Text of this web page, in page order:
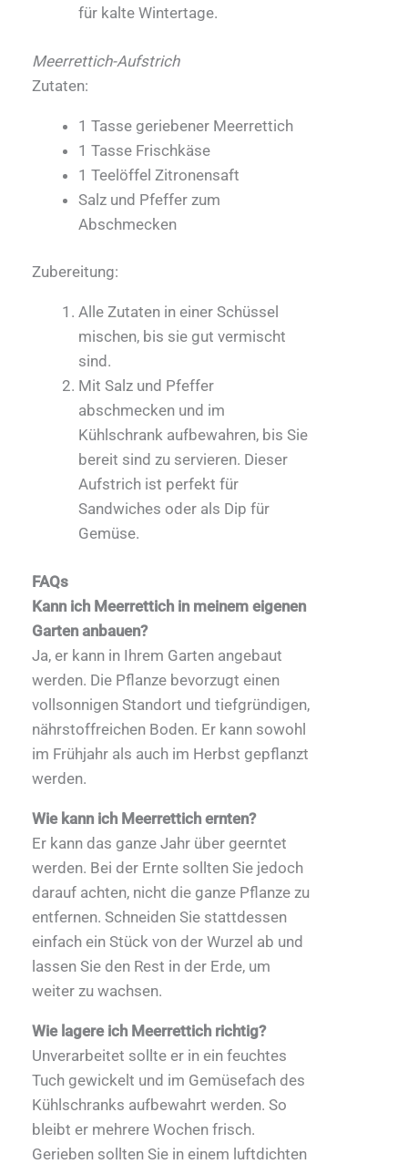
für kalte Wintertage.
Meerrettich-Aufstrich
Zutaten:
1 Tasse geriebener Meerrettich
1 Tasse Frischkäse
1 Teelöffel Zitronensaft
Salz und Pfeffer zum
Abschmecken
Zubereitung:
Alle Zutaten in einer Schüssel
mischen, bis sie gut vermischt
sind.
Mit Salz und Pfeffer
abschmecken und im
Kühlschrank aufbewahren, bis Sie
bereit sind zu servieren. Dieser
Aufstrich ist perfekt für
Sandwiches oder als Dip für
Gemüse.
FAQs
Kann ich Meerrettich in meinem eigenen
Garten anbauen?
Ja, er kann in Ihrem Garten angebaut
werden. Die Pflanze bevorzugt einen
vollsonnigen Standort und tiefgründigen,
nährstoffreichen Boden. Er kann sowohl
im Frühjahr als auch im Herbst gepflanzt
werden.
Wie kann ich Meerrettich ernten?
Er kann das ganze Jahr über geerntet
werden. Bei der Ernte sollten Sie jedoch
darauf achten, nicht die ganze Pflanze zu
entfernen. Schneiden Sie stattdessen
einfach ein Stück von der Wurzel ab und
lassen Sie den Rest in der Erde, um
weiter zu wachsen.
Wie lagere ich Meerrettich richtig?
Unverarbeitet sollte er in ein feuchtes
Tuch gewickelt und im Gemüsefach des
Kühlschranks aufbewahrt werden. So
bleibt er mehrere Wochen frisch.
Gerieben sollten Sie in einem luftdichten